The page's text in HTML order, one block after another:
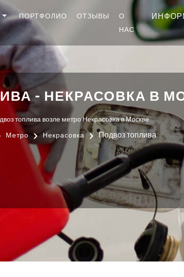
ПОРТФОЛИО ОТЗЫВЫ
О
НАС
- НЕКРАСОВКА В
топлива возле метро Некрасовка в Москве
Метро Некрасовка Подвоз топлива